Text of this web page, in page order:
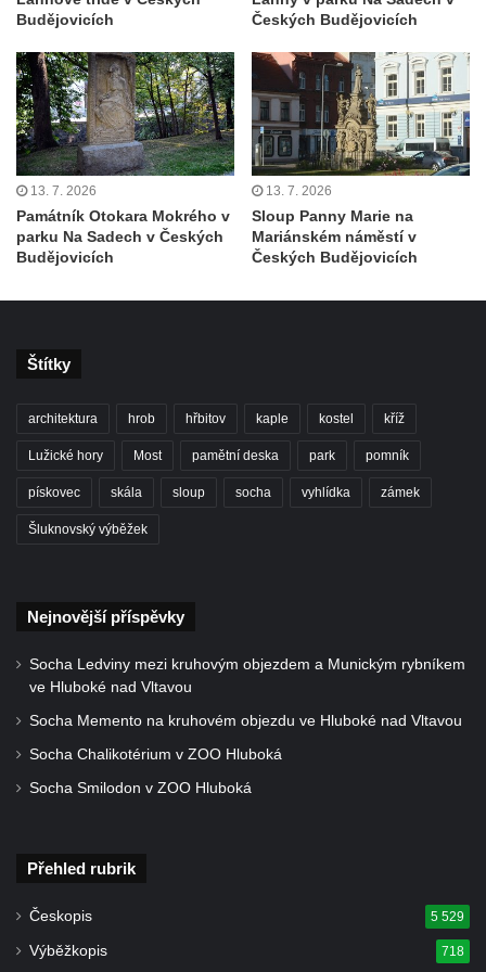
Socha v Plynárenské ulici v Teplicích-
Proseticích
Keramická plastika v ulici Dr. Vrbenského v
Teplicích
Památník Pravřídla v Lázeňské ulici v
Teplicích
Pomník obětem lidské krutosti na Mírovém
náměstí v Teplicích (neexistuje)
kostelem svatého Františka z Assisi v
Tanvaldu
Socha Járy Cimrmana na kině JAS v
Desné
Desné
Starých Křečanech
v Desné
Socha sv. Šebestiána v Chodově
Budějovicích
Českých Budějovicích
13. 7. 2026
Památník Otokara Mokrého v
parku Na Sadech v Českých
Budějovicích
13. 7. 2026
Sloup Panny Marie na
Mariánském náměstí v
Českých Budějovicích
Štítky
architektura hrob hřbitov kaple kostel kříž
Lužické hory Most pamětní deska park pomník
pískovec skála sloup socha vyhlídka zámek
Šluknovský výběžek
Nejnovější příspěvky
Socha Ledviny mezi kruhovým objezdem a Munickým rybníkem
ve Hluboké nad Vltavou
Socha Memento na kruhovém objezdu ve Hluboké nad Vltavou
Socha Chalikotérium v ZOO Hluboká
Socha Smilodon v ZOO Hluboká
Přehled rubrik
Českopis 5 529
Výběžkopis 718